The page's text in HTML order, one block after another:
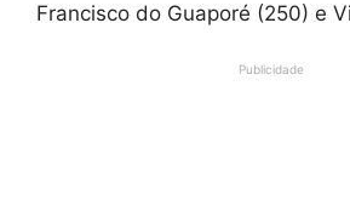
Francisco do Guaporé (250) e
Publicidade